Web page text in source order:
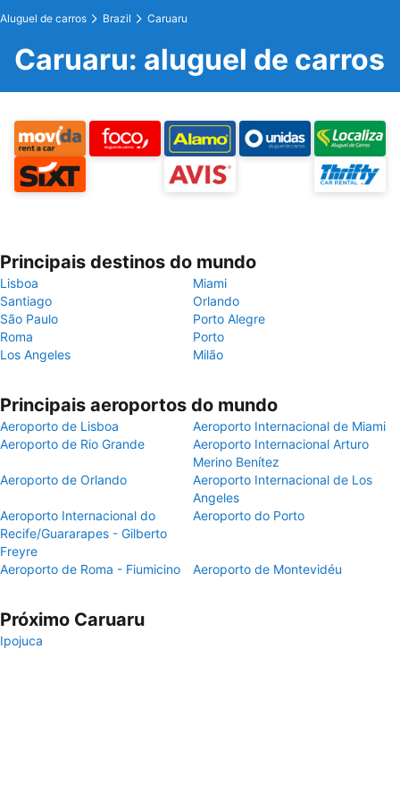
Aluguel de carros Brazil Caruaru
Caruaru: aluguel de carros
Principais destinos do mundo
Lisboa
Miami
Santiago
Orlando
São Paulo
Porto Alegre
Roma
Porto
Los Angeles
Milão
Principais aeroportos do mundo
Aeroporto de Lisboa
Aeroporto Internacional de Miami
Aeroporto de Rio Grande
Aeroporto Internacional Arturo
Merino Benítez
Aeroporto de Orlando
Aeroporto Internacional de Los
Angeles
Aeroporto Internacional do
Recife/Guararapes - Gilberto
Freyre
Aeroporto do Porto
Aeroporto de Roma - Fiumicino Aeroporto de Montevidéu
Próximo Caruaru
Ipojuca